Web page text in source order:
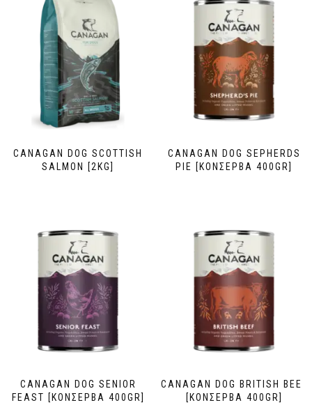
CANAGAN DOG SCOTTISH
SALMON [2KG]
CANAGAN DOG SEPHERDS
PIE [ΚΟΝΣΕΡΒΑ 400GR]
CANAGAN DOG SENIOR
FEAST [ΚΟΝΣΕΡΒΑ 400GR]
CANAGAN DOG BRITISH BEEF
[ΚΟΝΣΕΡΒΑ 400GR]